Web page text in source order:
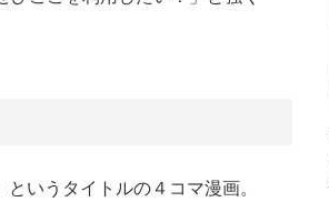
いうタイトルの４コマ漫画。